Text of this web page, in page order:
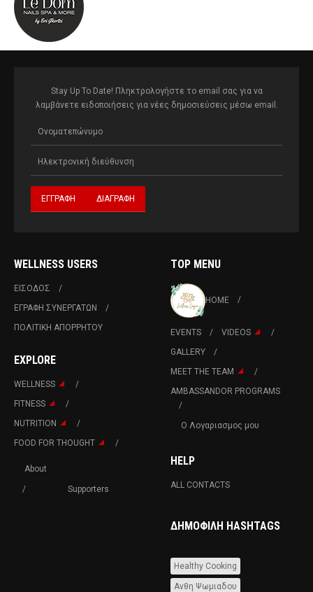
Stay Up To Date! Πληκτρολογήστε το email σας για να
λαμβάνετε ειδοποιήσεις για νέες δημοσιεύσεις μέσω email.
WELLNESS USERS
ΕΙΣΟΔΟΣ
ΕΓΡΑΦΗ ΣΥΝΕΡΓΑΤΩΝ
ΠΟΛΙΤΙΚΉ ΑΠΟΡΡΉΤΟΥ
EXPLORE
WELLNESS
FITNESS
NUTRITION
FOOD FOR THOUGHT
About
Supporters
TOP MENU
HOME
EVENTS
VIDEOS
GALLERY
MEET THE TEAM
AMBASSANDOR PROGRAMS
Ο Λογαριασμος μου
HELP
ALL CONTACTS
ΔΗΜΟΦΙΛΉ HASHTAGS
Healthy Cooking
Ανθη Ψωμιαδου